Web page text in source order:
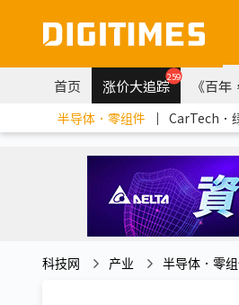
首页 涨价大追踪259 《百
半导体．零组件 ｜ CarTech．
科技网 产业 半导体．零